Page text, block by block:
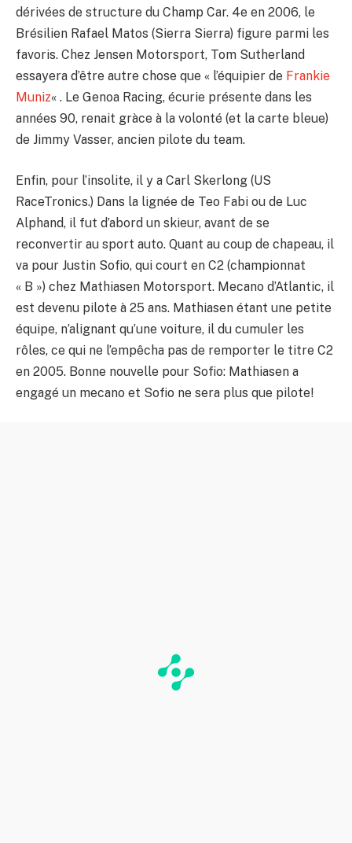
dérivées de structure du Champ Car. 4e en 2006, le
Brésilien Rafael Matos (Sierra Sierra) figure parmi les
favoris. Chez Jensen Motorsport, Tom Sutherland
essayera d’être autre chose que « l’équipier de Frankie
Muniz« . Le Genoa Racing, écurie présente dans les
années 90, renait gràce à la volonté (et la carte bleue)
de Jimmy Vasser, ancien pilote du team.
Enfin, pour l’insolite, il y a Carl Skerlong (US
RaceTronics.) Dans la lignée de Teo Fabi ou de Luc
Alphand, il fut d’abord un skieur, avant de se
reconvertir au sport auto. Quant au coup de chapeau, il
va pour Justin Sofio, qui court en C2 (championnat
« B ») chez Mathiasen Motorsport. Mecano d’Atlantic, il
est devenu pilote à 25 ans. Mathiasen étant une petite
équipe, n’alignant qu’une voiture, il du cumuler les
rôles, ce qui ne l’empêcha pas de remporter le titre C2
en 2005. Bonne nouvelle pour Sofio: Mathiasen a
engagé un mecano et Sofio ne sera plus que pilote!